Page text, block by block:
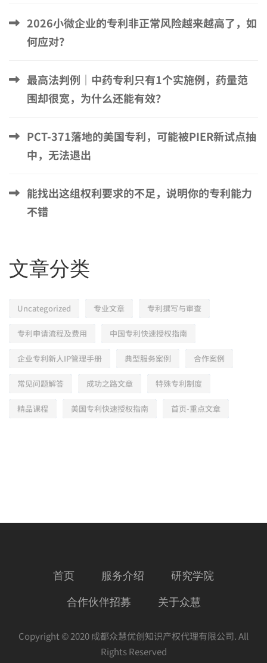
2026小微企业的专利非正常风险越来越高了，如
何应对？
最高法判例｜中药专利只有1个实施例，药量范
围却很宽，为什么还能有效？
PCT-371落地的美国专利，可能被PIER新试点抽
中，无法退出
能找出这组权利要求的不足，说明你的专利能力
不错
文章分类
Uncategorized 专业文章 专利撰写与审查
专利申请流程及费用 中国专利快速授权指南
企业专利新人IP管理手册 典型服务案例 合作案例
常见问题解答 成功之路文章 特殊专利制度
精品课程 美国专利快速授权指南 首页-重点文章
首页 服务介绍 研究学院
合作伙伴招募 关于众慧
Copyright © 2020 成都众慧优创知识产权代理有限公司. All
Rights Reserved